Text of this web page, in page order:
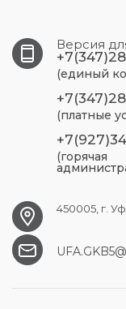
Версия
(единый
(платные
450005, г.